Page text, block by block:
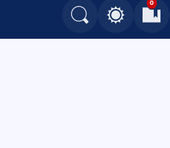
0
العلامات المرجعيةالتغيير بين الوضع النهاري والداكن
البحث في المدونة